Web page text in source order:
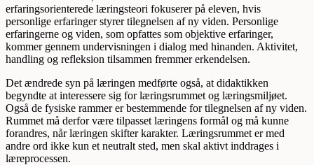
erfaringsorienterede læringsteori fokuserer på eleven, hvis
personlige erfaringer styrer tilegnelsen af ny viden. Personlige
erfaringerne og viden, som opfattes som objektive erfaringer,
kommer gennem undervisningen i dialog med hinanden. Aktivitet,
handling og refleksion tilsammen fremmer erkendelsen.
Det ændrede syn på læringen medførte også, at didaktikken
begyndte at interessere sig for læringsrummet og læringsmiljøet.
Også de fysiske rammer er bestemmende for tilegnelsen af ny viden.
Rummet må derfor være tilpas­set læringens formål og må kunne
forandres, når læringen skifter karakter. Læringsrummet er med
andre ord ikke kun et neutralt sted, men skal aktivt inddrages i
læreprocessen.